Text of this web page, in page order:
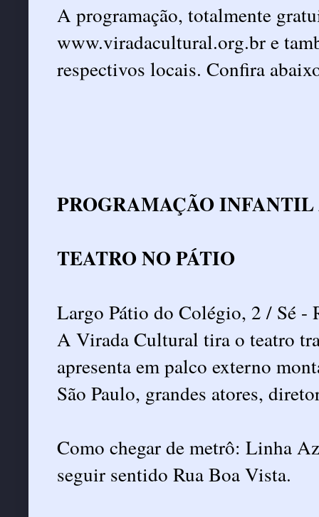
A programação, totalmente
www.viradacultural.org.br e
respectivos locais. Confira
PROGRAMAÇÃO
TEATRO NO PÁTIO
Largo Pátio do Colégio, 2 / Sé -
A Virada Cultural tira o teatro
apresenta em palco externo
São Paulo, grandes atores,
Como chegar de metrô: Linha
seguir sentido Rua Boa Vista.